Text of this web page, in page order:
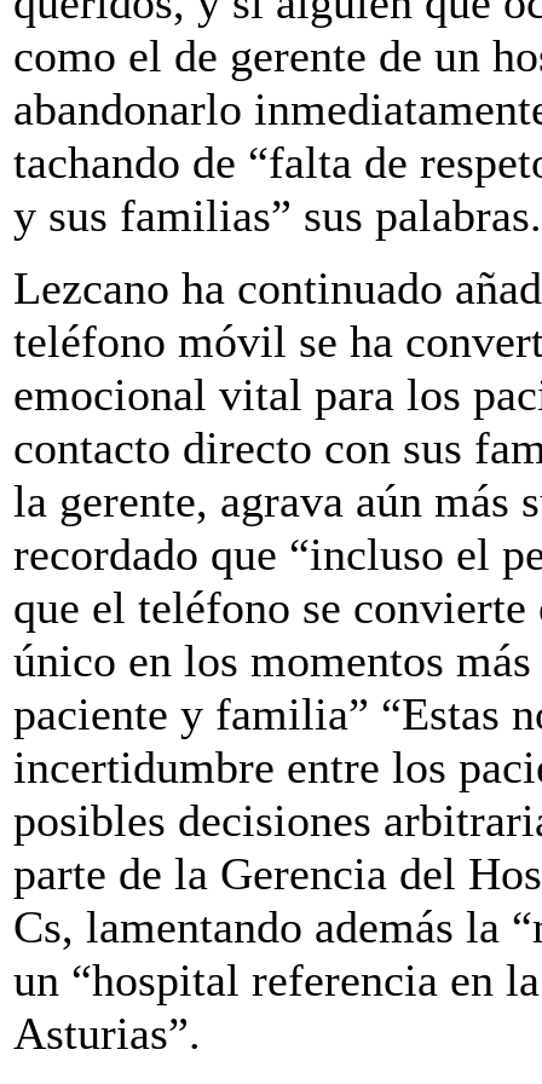
como el de gerente de un
abandonarlo
tachando de “falta de
y sus familias” sus palabras.
Lezcano ha continuado
teléfono móvil se ha
emocional vital para los
contacto directo con sus
la gerente, agrava aún más
recordado que “incluso el
que el teléfono se
único en los momentos
paciente y familia” “Estas
incertidumbre entre los
posibles decisiones
parte de la Gerencia del
Cs, lamentando además la
un “hospital referencia en
Asturias”.